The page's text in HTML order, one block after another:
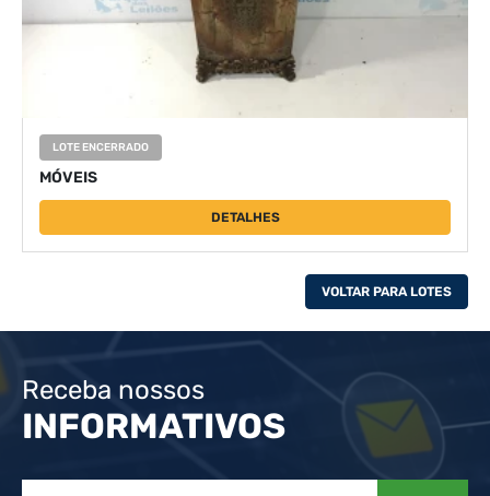
LOTE ENCERRADO
MÓVEIS
DETALHES
VOLTAR PARA LOTES
Receba nossos
INFORMATIVOS